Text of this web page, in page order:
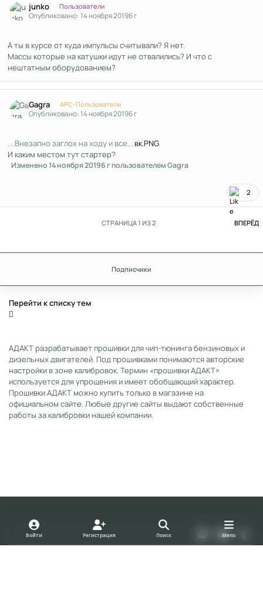
junko Пользователи
Опубликовано:14 ноября 20196 г
А ты в курсе от куда импульсы считывали? Я нет.
Массы которые на катушки идут не отвалились? И что с
нештатным оборудованием?
Gagra APC-Пользователи
Опубликовано:14 ноября 20196 г
... Внезапно заглох на ходу и все... вк.PNG.
И каким местом тут стартер?
Изменено14 ноября 20196 гпользователем Gagra
2
ВПЕРЁД
СТРАНИЦА 1 ИЗ 2
Подписчики
Перейти к списку тем
АДАКТ разрабатывает прошивки для чип-тюнинга бензиновых и
дизельных двигателей. Под прошивками понимаются авторские
настройки в зоне калибровок. Термин «прошивки АДАКТ»
используется для упрощения и имеет обобщающий характер.
Прошивки АДАКТ можно купить только в магазине на
официальном сайте. Любые другие сайты выдают собственные
работы за калибровки нашей компании.
Light ModeDark ModeSystem Preference
k
o
t
u
Войти Регистрация Поиск Menu